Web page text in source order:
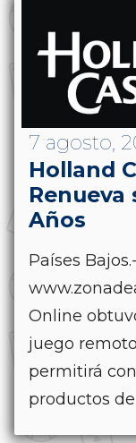
7 agosto,
Holland
Renueva
Años
Países
Online
juego
permitirá
productos